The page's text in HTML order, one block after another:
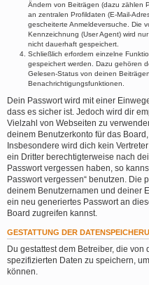
Ändern von Beiträgen (dazu zählen
an zentralen Profildaten (E-Mail-
gescheiterte Anmeldeversuche. Die
Kennzeichnung (User Agent) wird
nicht dauerhaft gespeichert.
Schließlich erfordern einzelne
gespeichert werden. Dazu gehören
Gelesen-Status von deinen
Benachrichtigungsfunktionen.
Dein Passwort wird mit einer
dass es sicher ist. Jedoch wird dir
Vielzahl von Webseiten zu
deinem Benutzerkonto für das
Insbesondere wird dich kein
ein Dritter berechtigterweise nach
Passwort vergessen haben, so
Passwort vergessen“ benutzen. Die
deinem Benutzernamen und deiner
ein neu generiertes Passwort an
Board zugreifen kannst.
GESTATTUNG DER
Du gestattest dem Betreiber, die
spezifizierten Daten zu speichern,
können.